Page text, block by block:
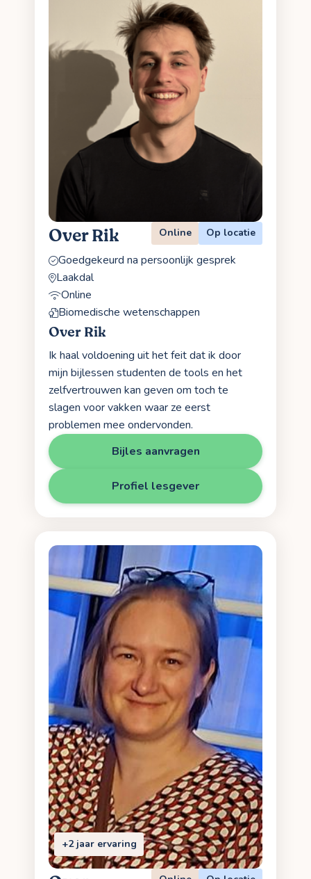
Over Rik Online Op locatie
Goedgekeurd na persoonlijk gesprek
Laakdal
Online
Biomedische wetenschappen
Over Rik
Ik haal voldoening uit het feit dat ik door
mijn bijlessen studenten de tools en het
zelfvertrouwen kan geven om toch te
slagen voor vakken waar ze eerst
problemen mee ondervonden.
Bijles aanvragen
Profiel lesgever
+2 jaar ervaring